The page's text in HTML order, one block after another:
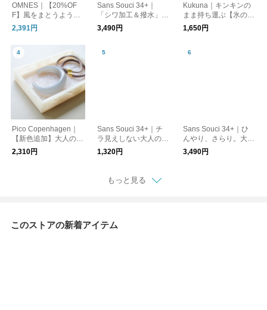
OMNES｜【20%OF
F】風をまとうように
軽やかに。一枚で決ま
る主役ロングスカート
2,391円
Sans Souci 34+｜
「シワ加工＆撥水」ス
トレッチ きれいめパ
ンツ
3,490円
Kukuna｜キンキンの
まま持ち運ぶ【氷の
う】アイスパック保冷
剤 3wayスティックボ
1,650円
Pico Copenhagen｜
【新色追加】大人の余
裕バングルAsha
2,310円
Sans Souci 34+｜チ
ラ見えしない大人のコ
ットンタンクトップ
1,320円
Sans Souci 34+｜ひ
んやり、さらり。大人
の接触冷感Vネックカ
ーディガン
3,490円
もっと見る
このストアの新着アイテム